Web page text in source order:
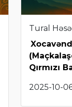
Tural
Qırmızı
2025-10-